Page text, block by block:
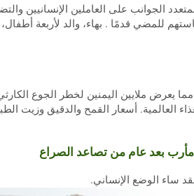
الجوانب على العاملين الإنسانيين
للمضي قدمًا . بهاء، والد لأربعة
يعرض ملايين اليمنين لخطر الجوع
العالمية. أسعار القمح والدقيق وزيت
مأرب بعد عام من تصاعد الصراع
ساء الوضع الإنساني.